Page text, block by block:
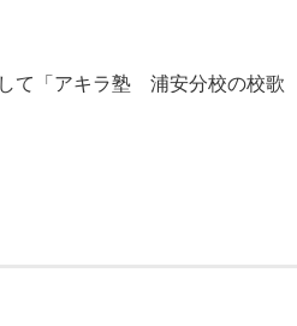
て「アキラ塾 浦安分校の校歌